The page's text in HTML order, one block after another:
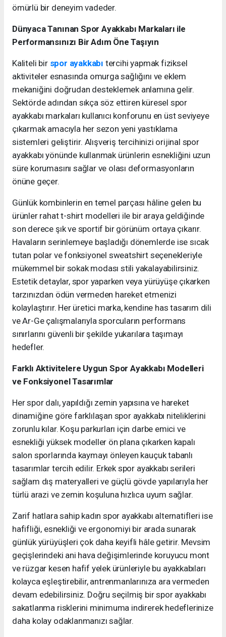
ömürlü bir deneyim vadeder.
Dünyaca Tanınan Spor Ayakkabı Markaları ile
Performansınızı Bir Adım Öne Taşıyın
Kaliteli bir spor ayakkabı tercihi yapmak fiziksel
aktiviteler esnasında omurga sağlığını ve eklem
mekaniğini doğrudan desteklemek anlamına gelir.
Sektörde adından sıkça söz ettiren küresel spor
ayakkabı markaları kullanıcı konforunu en üst seviyeye
çıkarmak amacıyla her sezon yeni yastıklama
sistemleri geliştirir. Alışveriş tercihinizi orijinal spor
ayakkabı yönünde kullanmak ürünlerin esnekliğini uzun
süre korumasını sağlar ve olası deformasyonların
önüne geçer.
Günlük kombinlerin en temel parçası hâline gelen bu
ürünler rahat t-shirt modelleri ile bir araya geldiğinde
son derece şık ve sportif bir görünüm ortaya çıkarır.
Havaların serinlemeye başladığı dönemlerde ise sıcak
tutan polar ve fonksiyonel sweatshirt seçenekleriyle
mükemmel bir sokak modası stili yakalayabilirsiniz.
Estetik detaylar, spor yaparken veya yürüyüşe çıkarken
tarzınızdan ödün vermeden hareket etmenizi
kolaylaştırır. Her üretici marka, kendine has tasarım dili
ve Ar-Ge çalışmalarıyla sporcuların performans
sınırlarını güvenli bir şekilde yukarılara taşımayı
hedefler.
Farklı Aktivitelere Uygun Spor Ayakkabı Modelleri
ve Fonksiyonel Tasarımlar
Her spor dalı, yapıldığı zemin yapısına ve hareket
dinamiğine göre farklılaşan spor ayakkabı niteliklerini
zorunlu kılar. Koşu parkurları için darbe emici ve
esnekliği yüksek modeller ön plana çıkarken kapalı
salon sporlarında kaymayı önleyen kauçuk tabanlı
tasarımlar tercih edilir. Erkek spor ayakkabı serileri
sağlam dış materyalleri ve güçlü gövde yapılarıyla her
türlü arazi ve zemin koşuluna hızlıca uyum sağlar.
Zarif hatlara sahip kadın spor ayakkabı alternatifleri ise
hafifliği, esnekliği ve ergonomiyi bir arada sunarak
günlük yürüyüşleri çok daha keyifli hâle getirir. Mevsim
geçişlerindeki ani hava değişimlerinde koruyucu mont
ve rüzgar kesen hafif yelek ürünleriyle bu ayakkabıları
kolayca eşleştirebilir, antrenmanlarınıza ara vermeden
devam edebilirsiniz. Doğru seçilmiş bir spor ayakkabı
sakatlanma risklerini minimuma indirerek hedeflerinize
daha kolay odaklanmanızı sağlar.